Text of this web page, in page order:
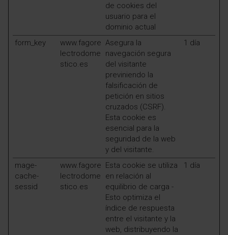
de cookies del
usuario para el
dominio actual
form_key
www.fagore
lectrodome
stico.es
Asegura la
navegación segura
del visitante
previniendo la
falsificación de
petición en sitios
cruzados (CSRF).
Esta cookie es
esencial para la
seguridad de la web
y del visitante.
1 día
mage-
cache-
sessid
www.fagore
lectrodome
stico.es
Esta cookie se utiliza
en relación al
equilibrio de carga -
Esto optimiza el
índice de respuesta
entre el visitante y la
web, distribuyendo la
1 día